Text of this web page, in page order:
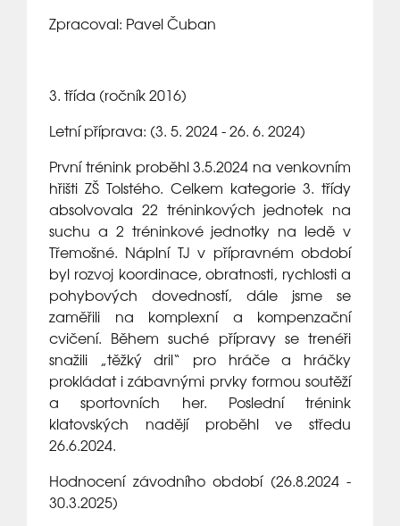
Zpracoval: Pavel Čuban
3. třída (ročník 2016)
Letní příprava: (3. 5. 2024 - 26. 6. 2024)
První trénink proběhl 3.5.2024 na venkovním
hřišti ZŠ Tolstého. Celkem kategorie 3. třídy
absolvovala 22 tréninkových jednotek na
suchu a 2 tréninkové jednotky na ledě v
Třemošné. Náplní TJ v přípravném období
byl rozvoj koordinace, obratnosti, rychlosti a
pohybových dovedností, dále jsme se
zaměřili na komplexní a kompenzační
cvičení. Během suché přípravy se trenéři
snažili „těžký dril“ pro hráče a hráčky
prokládat i zábavnými prvky formou soutěží
a sportovních her. Poslední trénink
klatovských nadějí proběhl ve středu
26.6.2024.
Hodnocení závodního období (26.8.2024 -
30.3.2025)